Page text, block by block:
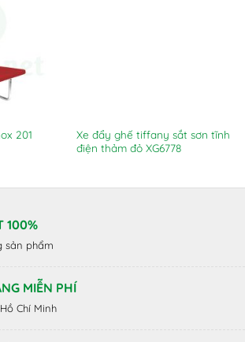
201
Xe đẩy ghế tiffany sắt sơn tĩnh
điện thảm đỏ XG6778
100%
sản phẩm
MIỄN PHÍ
Chí Minh